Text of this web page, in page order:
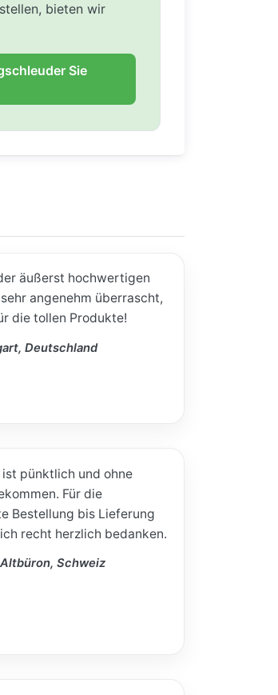
bieten wir
Sie
äußerst hochwertigen
angenehm überrascht,
die tollen Produkte!
Deutschland
pünktlich und ohne
Für die
Bestellung bis Lieferung
recht herzlich bedanken.
Schweiz